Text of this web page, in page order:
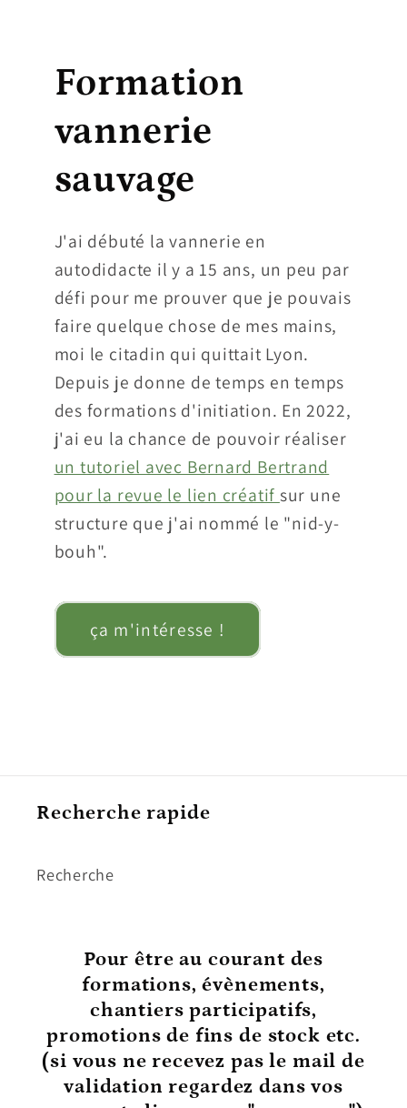
Formation
vannerie
sauvage
J'ai débuté la vannerie en
autodidacte il y a 15 ans, un peu par
défi pour me prouver que je pouvais
faire quelque chose de mes mains,
moi le citadin qui quittait Lyon.
Depuis je donne de temps en temps
des formations d'initiation. En 2022,
j'ai eu la chance de pouvoir réaliser
un tutoriel avec Bernard Bertrand
pour la revue le lien créatif sur une
structure que j'ai nommé le "nid-y-
bouh".
ça m'intéresse !
Recherche rapide
Recherche
Pour être au courant des
formations, évènements,
chantiers participatifs,
promotions de fins de stock etc.
(si vous ne recevez pas le mail de
validation regardez dans vos